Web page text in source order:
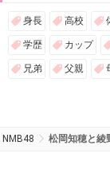
身長 高校
学歴 カップ
兄弟 父親
NMB48 松岡知穂と綾